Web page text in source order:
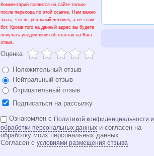
Комментарий появится на сайте только
после перехода по этой ссылке. Нам важно
знать, что вы реальный человек, а не спам-
бот. Кроме того на данный адрес вы будете
получать уведомления об ответах на Ваш
отзыв.
Оценка
Положительный отзыв
Нейтральный отзыв
Отрицательный отзыв
Подписаться на рассылку
Ознакомлен с Политикой конфиденциальности и
обработки персональных данных и согласен на
обработку моих персональных данных.
Согласен с условиями размещения отзыва